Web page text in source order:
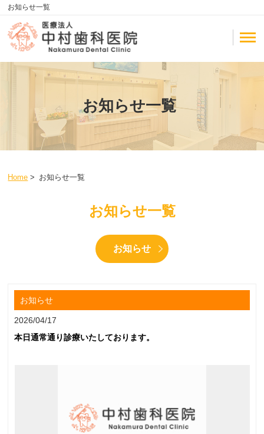
お知らせ一覧
お知らせ一覧
Home > お知らせ一覧
お知らせ一覧
お知らせ
お知らせ
2026/04/17
本日通常通り診療いたしております。